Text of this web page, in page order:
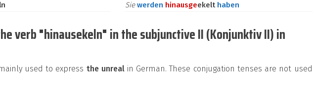
Siewerden hinausgeekelt haben
verb "hinausekeln" in the subjunctive II (Konjunktiv II) in
used to express the unrealin German. These conjugation tenses are not used